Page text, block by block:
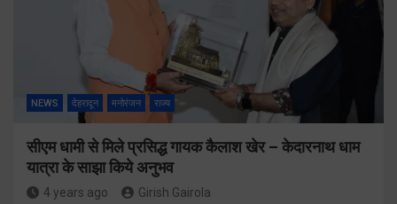
NEWS देहरादून मनोरंजन राज्य
सीएम धामी से मिले प्रसिद्ध गायक कैलाश खेर – केदारनाथ धाम
यात्रा के साझा किये अनुभव
4 years ago Girish Gairola